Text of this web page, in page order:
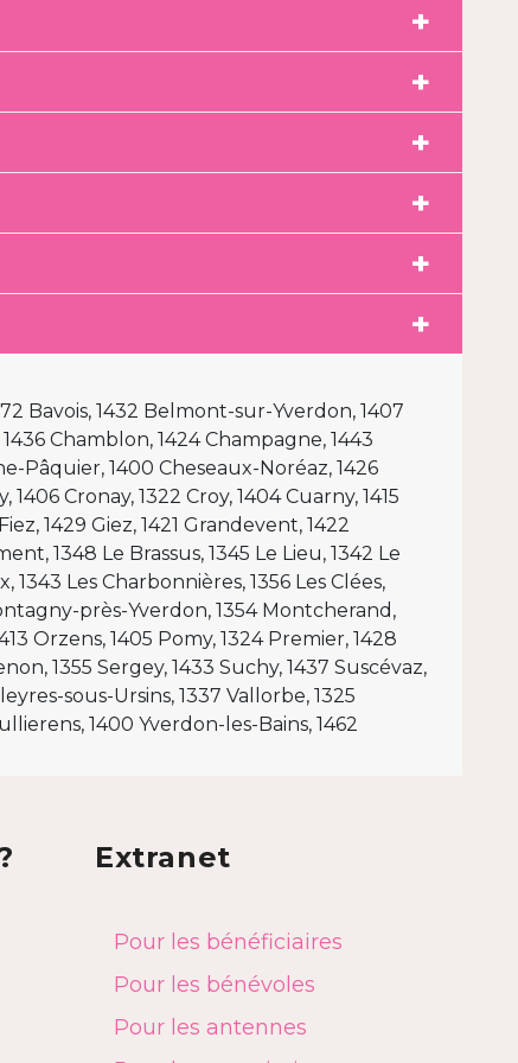
en ligne; aucun contact téléphonique
B ou carte d'identité suisse) pour
un intervalle d'au moins 60 jours entre
étant donné qu’un minimum de 60 kg
Bavois, 1432 Belmont-sur-Yverdon, 1407
Chamblon, 1424 Champagne, 1443
Pâquier, 1400 Cheseaux-Noréaz, 1426
Cronay, 1322 Croy, 1404 Cuarny, 1415
1429 Giez, 1421 Grandevent, 1422
1348 Le Brassus, 1345 Le Lieu, 1342 Le
1343 Les Charbonnières, 1356 Les Clées,
près-Yverdon, 1354 Montcherand,
Orzens, 1405 Pomy, 1324 Premier, 1428
1355 Sergey, 1433 Suchy, 1437 Suscévaz,
sous-Ursins, 1337 Vallorbe, 1325
1400 Yverdon-les-Bains, 1462
Extranet
Pour les bénéficiaires
Pour les bénévoles
Pour les antennes